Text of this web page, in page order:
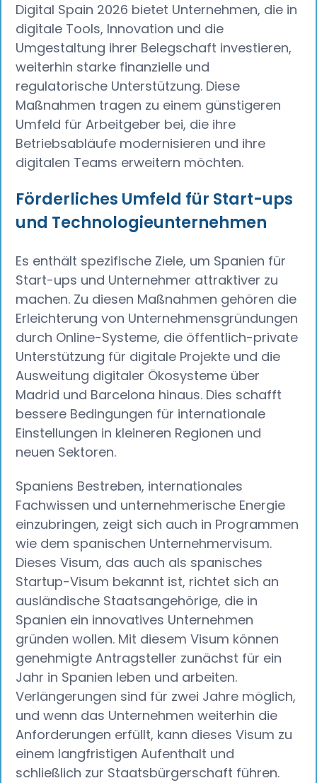
Digital Spain 2026 bietet Unternehmen, die in
digitale Tools, Innovation und die
Umgestaltung ihrer Belegschaft investieren,
weiterhin starke finanzielle und
regulatorische Unterstützung. Diese
Maßnahmen tragen zu einem günstigeren
Umfeld für Arbeitgeber bei, die ihre
Betriebsabläufe modernisieren und ihre
digitalen Teams erweitern möchten.
Förderliches Umfeld für Start-ups
und Technologieunternehmen
Es enthält spezifische Ziele, um Spanien für
Start-ups und Unternehmer attraktiver zu
machen. Zu diesen Maßnahmen gehören die
Erleichterung von Unternehmensgründungen
durch Online-Systeme, die öffentlich-private
Unterstützung für digitale Projekte und die
Ausweitung digitaler Ökosysteme über
Madrid und Barcelona hinaus. Dies schafft
bessere Bedingungen für internationale
Einstellungen in kleineren Regionen und
neuen Sektoren.
Spaniens Bestreben, internationales
Fachwissen und unternehmerische Energie
einzubringen, zeigt sich auch in Programmen
wie dem spanischen Unternehmervisum.
Dieses Visum, das auch als spanisches
Startup-Visum bekannt ist, richtet sich an
ausländische Staatsangehörige, die in
Spanien ein innovatives Unternehmen
gründen wollen. Mit diesem Visum können
genehmigte Antragsteller zunächst für ein
Jahr in Spanien leben und arbeiten.
Verlängerungen sind für zwei Jahre möglich,
und wenn das Unternehmen weiterhin die
Anforderungen erfüllt, kann dieses Visum zu
einem langfristigen Aufenthalt und
schließlich zur Staatsbürgerschaft führen.